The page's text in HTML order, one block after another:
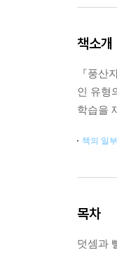
책소개
『풍산
인 유형
학습을
책의 일
목차
덧셈과